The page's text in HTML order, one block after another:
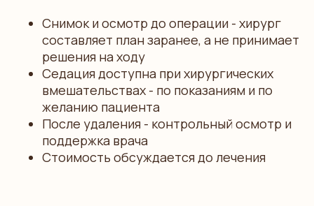
Снимок и осмотр до операции - хирург
составляет план заранее, а не принимает
решения на ходу
Седация доступна при хирургических
вмешательствах - по показаниям и по
желанию пациента
После удаления - контрольный осмотр и
поддержка врача
Стоимость обсуждается до лечения